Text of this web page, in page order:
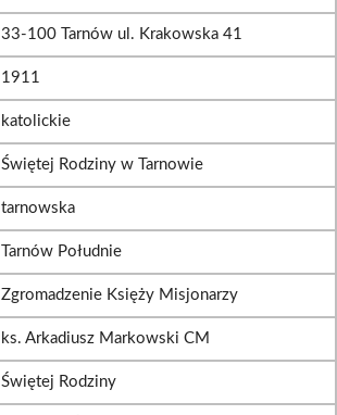
33-100 Tarnów ul. Krakowska 41
1911
katolickie
Świętej Rodziny w Tarnowie
tarnowska
Tarnów Południe
Zgromadzenie Księży Misjonarzy
ks. Arkadiusz Markowski CM
Świętej Rodziny